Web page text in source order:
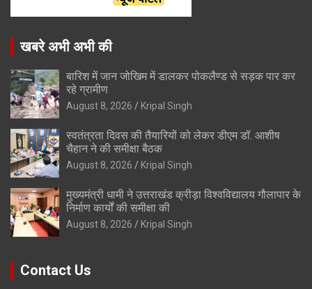
खबरे अभी अभी की
बारिश में जान जोखिम में डालकर पोकलैण्ड से सड़क पार कर
रहे ग्रामीण
August 8, 2026 Kripal Singh
स्वतंत्रता दिवस की तैयारियों को लेकर डीएम डॉ. आशीष
चैहान ने की समीक्षा बैठक
August 8, 2026 Kripal Singh
मुख्यमंत्री धामी ने उत्तराखंड क्रीड़ा विश्वविद्यालय गौलापार के
निर्माण कार्यों की समीक्षा की
August 8, 2026 Kripal Singh
Contact Us